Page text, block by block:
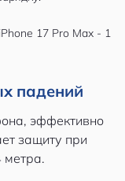
падений
эффективно
защиту при
метра.